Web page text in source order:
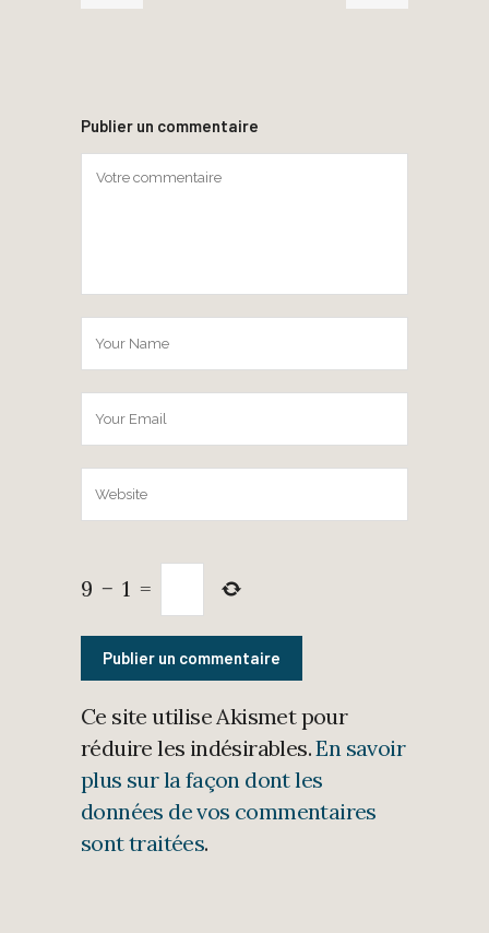
Publier un commentaire
9 − 1 =
Ce site utilise Akismet pour
réduire les indésirables.En savoir
plus sur la façon dont les
données de vos commentaires
sont traitées.